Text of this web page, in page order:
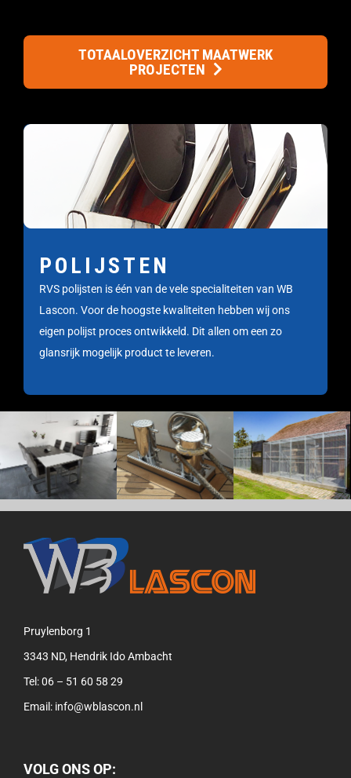
TOTAALOVERZICHT MAATWERK
PROJECTEN
POLIJSTEN
RVS polijsten is één van de vele specialiteiten van WB
Lascon. Voor de hoogste kwaliteiten hebben wij ons
eigen polijst proces ontwikkeld. Dit allen om een zo
glansrijk mogelijk product te leveren.
Pruylenborg 1
3343 ND, Hendrik Ido Ambacht
Tel:06 – 51 60 58 29
Email: info@wblascon.nl
VOLG ONS OP: